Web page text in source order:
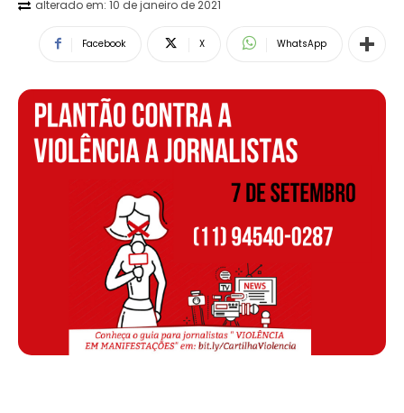
alterado em: 10 de janeiro de 2021
Facebook X WhatsApp